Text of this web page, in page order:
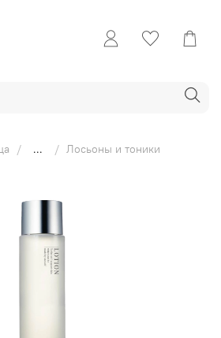
... Лосьоны и тоники